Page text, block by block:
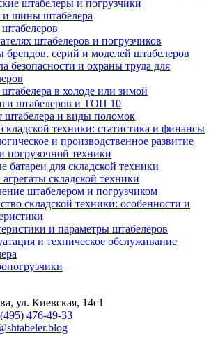
штабелеры и погрузчики
и шины штабелера
штабелеров и погрузчиков
брендов, серий и моделей штабелеров
безопасности и охраны труда для
штабелера в холоде или зимой
штабелеров и ТОП 10
штабелера и виды поломок
техники: статистика и финансы
и производственное развитие
погрузочной техники
батареи для складской техники
складской техники
штабелером и погрузчиком
складской техники: особенности и
и параметры штабелёров
и техническое обслуживание
ул. Киевская, 14с1
476-49-33